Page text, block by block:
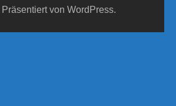
Präsentiert von WordPress.